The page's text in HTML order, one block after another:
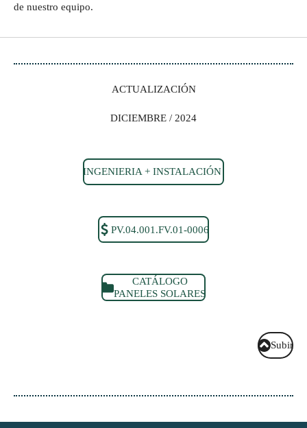
de nuestro equipo.
ACTUALIZACIÓN
DICIEMBRE / 2024
INGENIERIA + INSTALACIÓN
PV.04.001.FV.01-0006
CATÁLOGO
PANELES SOLARES
Subir